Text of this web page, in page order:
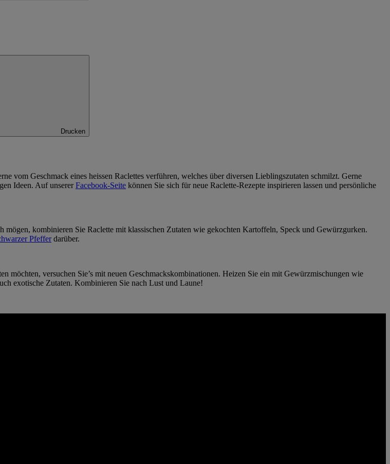
Drucken
vom Geschmack eines heissen Raclettes verführen, welches über diversen Lieblingszutaten schmilzt. Gerne
Ideen. Auf unsererFacebook-Seite können Sie sich für neue Raclette-Rezepte inspirieren lassen und persönliche
kombinieren Sie Raclette mit klassischen Zutaten wie gekochten Kartoffeln, Speck und Gewürzgurken.
Pfefferdarüber.
möchten, versuchen Sie’s mit neuen Geschmackskombinationen. Heizen Sie ein mit Gewürzmischungen wie
exotische Zutaten. Kombinieren Sie nach Lust und Laune!